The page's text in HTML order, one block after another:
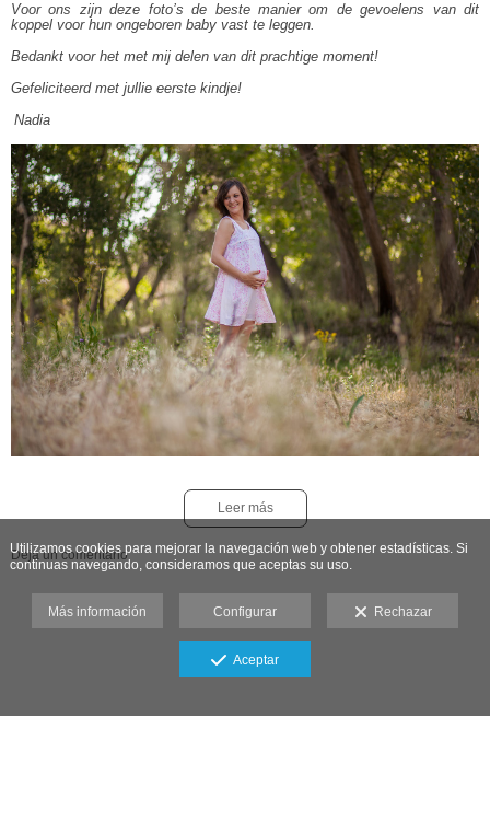
Voor ons zijn deze foto’s de beste manier om de gevoelens van dit
koppel voor hun ongeboren baby vast te leggen.
Bedankt voor het met mij delen van dit prachtige moment!
Gefeliciteerd met jullie eerste kindje!
Nadia
Leer más
Deja un comentario
Utilizamos cookies para mejorar la navegación web y obtener estadísticas. Si
continuas navegando, consideramos que aceptas su uso.
Más información Configurar Rechazar
Aceptar